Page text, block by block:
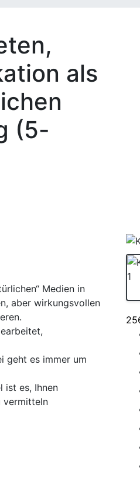
als
(5-
Medien in
aber wirkungsvollen
geht es immer um
ist es, Ihnen
vermitteln